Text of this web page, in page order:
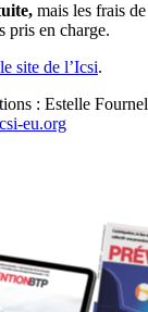
mais les frais
pris en charge.
site de l’Icsi.
: Estelle
eu.org